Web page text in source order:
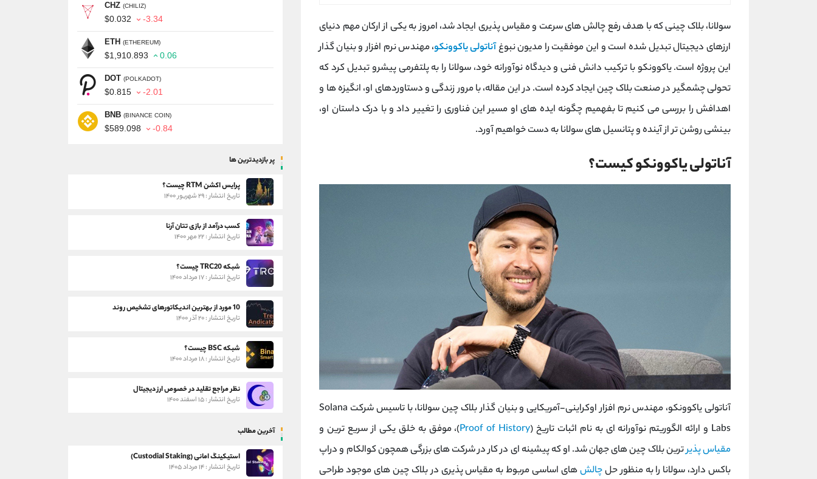
سولانا، بلاک ‌چینی که با هدف رفع چالش ‌های سرعت و مقیاس ‌پذیری ایجاد شد، امروز به یکی از ارکان مهم دنیای
ارزهای دیجیتال تبدیل شده است و این موفقیت را مدیون نبوغآناتولی یاکوونکو، مهندس نرم‌ افزار و بنیان گذار
این پروژه است. یاکوونکو با ترکیب دانش فنی و دیدگاه نوآورانه خود، سولانا را به پلتفرمی پیشرو تبدیل کرد که
تحولی چشمگیر در صنعت بلاک ‌چین ایجاد کرده است. در این مقاله، با مرور زندگی و دستاوردهای او، انگیزه‌ ها و
اهدافش را بررسی می کنیم تا بفهمیم چگونه ایده‌ های او مسیر این فناوری را تغییر داد و با درک داستان او،
بینشی روشن ‌تر از آینده و پتانسیل ‌های سولانا به دست خواهیم آورد.
آناتولی یاکوونکو کیست؟
آناتولی یاکوونکو، مهندس نرم‌ افزار اوکراینی-آمریکایی و بنیان ‌گذار بلاک چین سولانا، با تاسیس شرکت Solana
Labs و ارائه الگوریتم نوآورانه ‌ای به ‌نام اثبات تاریخ (
Proof of History)، موفق به خلق یکی از سریع ‌ترین و
مقیاس ‌پذیرترین بلاک چین‌ های جهان شد. او که پیشینه ‌ای در کار در شرکت ‌های بزرگی همچون کوالکام و دراپ
باکس دارد، سولانا را به‌ منظور حلچالش‌های اساسی مربوط به مقیاس ‌پذیری در بلاک چین ‌های موجود طراحی
CHZ (CHILIZ)
$0.032 -3.34
ETH (ETHEREUM)
$1,910.893 0.06
DOT (POLKADOT)
$0.815 -2.01
BNB (BINANCE COIN)
$589.098 -0.84
پر بازدیدترین ها
پرایس اکشن RTM چیست؟
تاریخ انتشار : ۲۹ شهریور ۱۴۰۰
کسب درآمد از بازی تتان آرنا
تاریخ انتشار : ۲۲ مهر ۱۴۰۰
شبکه TRC20 چیست؟
تاریخ انتشار : ۱۷ مرداد ۱۴۰۰
10 مورد از بهترین اندیکاتورهای تشخیص روند
تاریخ انتشار : ۲۰ آذر ۱۴۰۰
شبکه BSC چیست؟
تاریخ انتشار : ۱۸ مرداد ۱۴۰۰
نظر مراجع تقلید در خصوص ارز دیجیتال
تاریخ انتشار : ۱۵ اسفند ۱۴۰۰
آخرین مطالب
استیکینگ امانی (Custodial Staking)
تاریخ انتشار : ۱۴ مرداد ۱۴۰۵